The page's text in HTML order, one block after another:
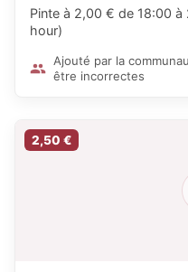
Pinte à 2,00 € de 18:00
hour)
Ajouté par la
être incorrectes
2,50 €